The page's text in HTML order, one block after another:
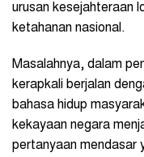
urusan kesejahteraan
ketahanan nasional.
Masalahnya, dalam
kerapkali berjalan
bahasa hidup
kekayaan negara
pertanyaan mendasar